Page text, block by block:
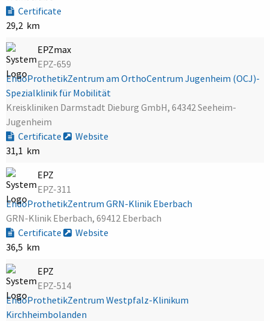
Certificate
29,2 km
EPZmax
EPZ-659
EndoProthetikZentrum am OrthoCentrum Jugenheim (OCJ)-
Spezialklinik für Mobilität
Kreiskliniken Darmstadt Dieburg GmbH, 64342 Seeheim-
Jugenheim
Certificate
Website
31,1 km
EPZ
EPZ-311
EndoProthetikZentrum GRN-Klinik Eberbach
GRN-Klinik Eberbach, 69412 Eberbach
Certificate
Website
36,5 km
EPZ
EPZ-514
EndoProthetikZentrum Westpfalz-Klinikum
Kirchheimbolanden